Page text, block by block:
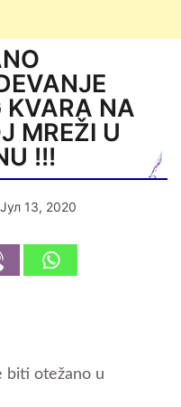
KVARA NA
MREŽI U
!!!
Јул 13, 2020
biti otežano u